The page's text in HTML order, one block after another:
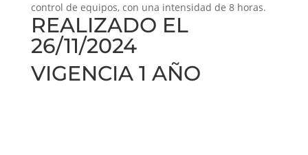
control de equipos, con una intensidad de 8 horas.
REALIZADO EL
26/11/2024
VIGENCIA 1 AÑO